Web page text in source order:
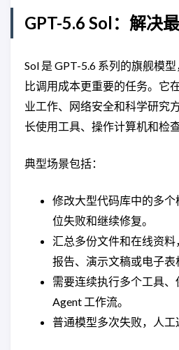
GPT-5.6 Sol：解决
Sol 是 GPT-5.6 系列的旗舰模
比调用成本更重要的任务。它
业工作、网络安全和科学研究
长使用工具、操作计算机和检
典型场景包括：
修改大型代码库中的多
位失败和继续修复。
汇总多份文件和在线资
报告、演示文稿或电子表
需要连续执行多个工具
Agent 工作流。
普通模型多次失败，人工